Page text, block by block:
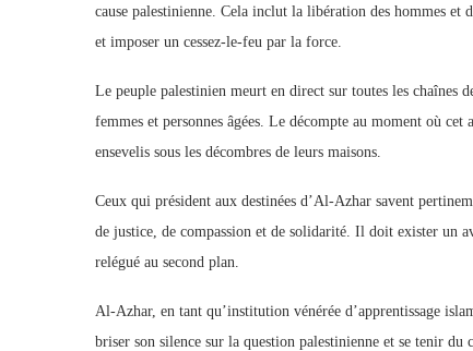
cause palestinienne. Cela inclut la libération des hommes et
et imposer un cessez-le-feu par la force.
Le peuple palestinien meurt en direct sur toutes les chaînes
femmes et personnes âgées. Le décompte au moment où
ensevelis sous les décombres de leurs maisons.
Ceux qui président aux destinées d’Al-Azhar savent
de justice, de compassion et de solidarité. Il doit exister un
relégué au second plan.
Al-Azhar, en tant qu’institution vénérée d’apprentissage
briser son silence sur la question palestinienne et se tenir du